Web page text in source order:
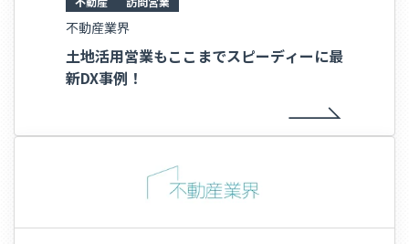
不動産業界
土地活用営業もここまでスピーディーに最
新DX事例！